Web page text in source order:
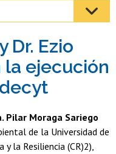
os
Dr. Ezio
la ejecución
Pilar Moraga Sariego
de la Universidad de
y la Resiliencia (CR)2),